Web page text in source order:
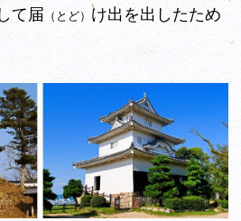
て届 （とど） け出を出したため